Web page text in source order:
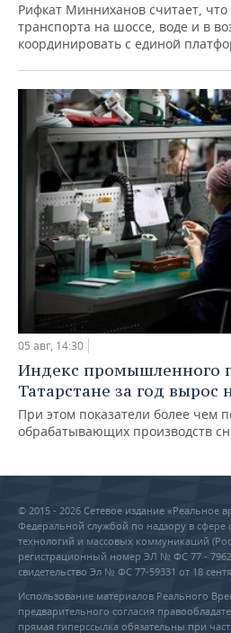
Рифкат Минниханов считает,
транспорта на шоссе, воде и в
координировать с единой
05 авг, 14:30
Индекс промышленного
Татарстане за год вырос
При этом показатели более чем
обрабатывающих производств
© 2015 - 2026 Сетевое издание «Реальное
Федеральной службой по надзору в
технологий и массовых коммуникаций
регистрационный номер ЭЛ № ФС 77 -
свидетельство Эл № ФС 77-59331 от 18
Использование материалов Реального
предварительного согласия
прямая гиперссылка обязательны при